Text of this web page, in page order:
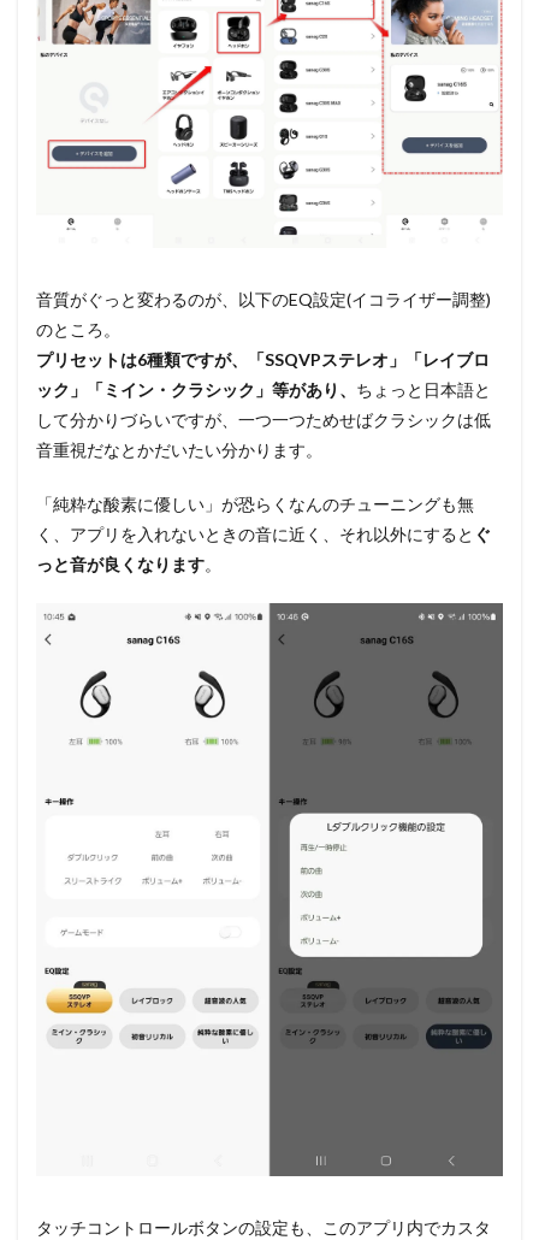
音質がぐっと変わるのが、以下のEQ設定(イコライザー調整)
のところ。
プリセットは6種類ですが、「SSQVPステレオ」「レイブロ
ック」「ミイン・クラシック」等があり、 ちょっと日本語と
して分かりづらいですが、一つ一つためせばクラシックは低
音重視だなとかだいたい分かります。
「純粋な酸素に優しい」が恐らくなんのチューニングも無
く、アプリを入れないときの音に近く、それ以外にすると ぐ
っと音が良くなります。
タッチコントロールボタンの設定も、このアプリ内でカスタ